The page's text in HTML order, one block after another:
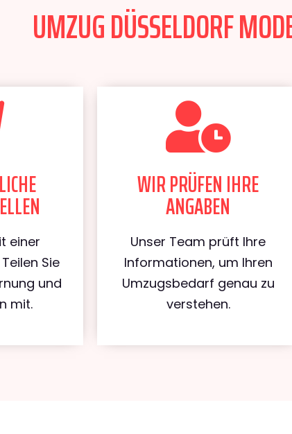
UMZUG DÜSSELDORF
einer
Sie
und
mit.
WIR PRÜFEN IHRE
ANGABEN
Unser Team prüft Ihre
Informationen, um Ihren
Umzugsbedarf genau zu
verstehen.